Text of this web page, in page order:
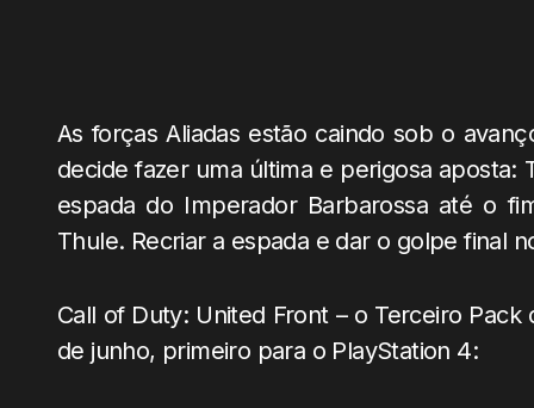
As forças Aliadas estão caindo sob o
decide fazer uma última e perigosa
espada do Imperador Barbarossa até o
Thule. Recriar a espada e dar o golpe final
Call of Duty: United Front – o Terceiro Pack
de junho, primeiro para o PlayStation 4: